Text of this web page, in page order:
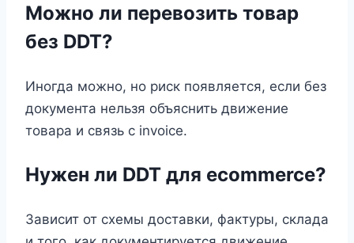
Можно ли перевозить товар
без DDT?
Иногда можно, но риск появляется, если без
документа нельзя объяснить движение
товара и связь с invoice.
Нужен ли DDT для ecommerce?
Зависит от схемы доставки, фактуры, склада